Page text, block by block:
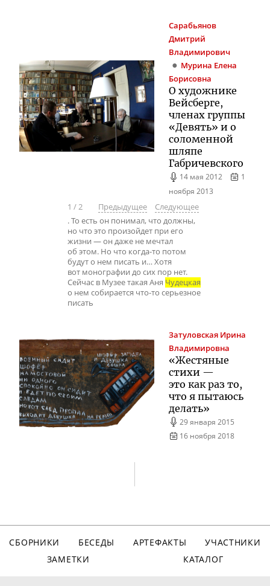
Сарабьянов
Дмитрий
Владимирович
Мурина Елена
Борисовна
О художнике
Вейсберге,
членах группы
«Девять» и о
соломенной
шляпе
Габричевского
14 мая 2012
1
ноября 2013
1 /2 Предыдущее
Следующее
. То есть он понимал, что должны,
но что это произойдет при его
жизни — он даже не мечтал
об этом. Но что когда-то потом
будут о нем писать и… Хотя
вот монографии до сих пор нет.
Сейчас в Музее такая Аня Чудецкая
о нем собирается что-то серьезное
писать
Затуловская Ирина
Владимировна
«Жестяные
стихи —
это как раз то,
что я пытаюсь
делать»
29 января 2015
16 ноября 2018
СБОРНИКИ БЕСЕДЫ АРТЕФАКТЫ
УЧАСТНИКИ
ЗАМЕТКИ
КАТАЛОГ